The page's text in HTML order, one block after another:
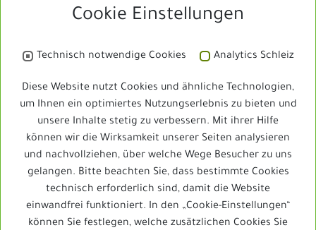
Rennstadt Schleiz
Schleizer Dreieck Jedermann
Schleizer Dreieck Jedermann
Cookie Einstellungen
Technisch notwendige Cookies Analytics Schleiz
Diese Website nutzt Cookies und ähnliche Technologien,
um Ihnen ein optimiertes Nutzungserlebnis zu bieten und
unsere Inhalte stetig zu verbessern. Mit ihrer Hilfe
können wir die Wirksamkeit unserer Seiten analysieren
und nachvollziehen, über welche Wege Besucher zu uns
gelangen. Bitte beachten Sie, dass bestimmte Cookies
technisch erforderlich sind, damit die Website
einwandfrei funktioniert. In den „Cookie-Einstellungen“
können Sie festlegen, welche zusätzlichen Cookies Sie